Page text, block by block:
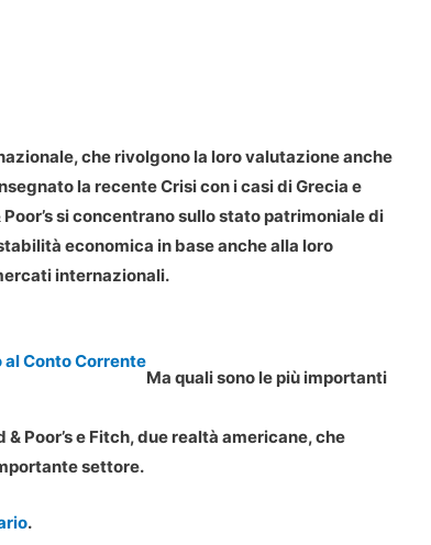
che rivolgono la loro valutazione anche
la recente Crisi con i casi di Grecia e
si concentrano sullo stato patrimoniale di
economica in base anche alla loro
internazionali.
Conto Corrente
Ma quali sono le più importanti
Poor’s e Fitch, due realtà americane, che
settore.
.